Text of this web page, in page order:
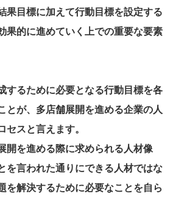
果目標に加えて行動目標を設定する
果的に進めていく上での重要な要素
するために必要となる行動目標を各
とが、多店舗展開を進める企業の人
スと言えます。
開を進める際に求められる人材像
を言われた通りにできる人材ではな
を解決するために必要なことを自ら